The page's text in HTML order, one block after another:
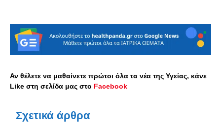
Αν θέλετε να μαθαίνετε πρώτοι όλα τα νέα της Υγείας, κάνε
Like στη σελίδα μας στο Facebook
Σχετικά άρθρα